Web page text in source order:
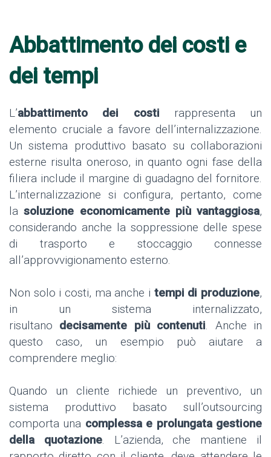
Abbattimento dei costi e
dei tempi
L’abbattimento dei costi rappresenta un
elemento cruciale a favore dell’internalizzazione.
Un sistema produttivo basato su collaborazioni
esterne risulta oneroso, in quanto ogni fase della
filiera include il margine di guadagno del fornitore.
L’internalizzazione si configura, pertanto, come
lasoluzione economicamente più vantaggiosa,
considerando anche la soppressione delle spese
di trasporto e stoccaggio connesse
all’approvvigionamento esterno.
Non solo i costi, ma anche i tempi di produzione,
in un sistema internalizzato,
risultano decisamente più contenuti. Anche in
questo caso, un esempio può aiutare a
comprendere meglio:
Quando un cliente richiede un preventivo, un
sistema produttivo basato sull’outsourcing
comporta una complessa e prolungata gestione
della quotazione. L’azienda, che mantiene il